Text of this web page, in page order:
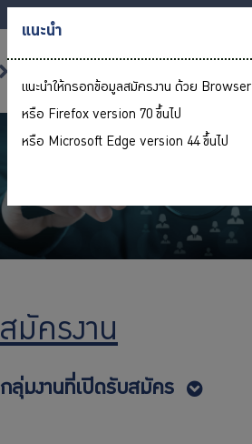
หน้าหลัก
ลงทุน
การลงทุนอย่างรับผิดชอบ
ข่าวสารและกิจกรรม
บริการเจ้าหน้าที่ส่วนราชการ
สมัครงาน
กลุ่มงานที่เปิดรับสมัคร
แนะนำ
แนะนำให้กรอกข้อมูลสมัครงาน ด้วย
หรือ Firefox version 70 ขึ้นไป
หรือ Microsoft Edge version 44 ขึ้นไป